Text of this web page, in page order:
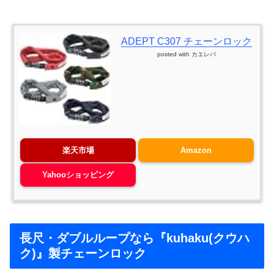
ADEPT C307 チェーンロック
posted with カエレバ
楽天市場 Amazon
Yahooショッピング
長尺・ダブルループなら『kuhaku(クウハ
ク)』製チェーンロック